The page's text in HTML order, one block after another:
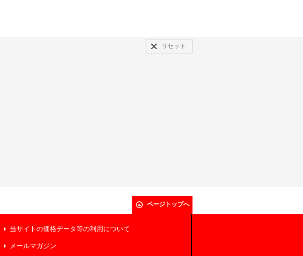
リセット
ページトップへ
当サイトの価格データ等の利用について
メールマガジン